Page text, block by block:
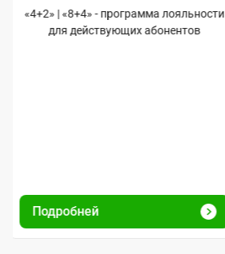
«4+2» | «8+4» - программа лояльности
для действующих абонентов
Подробней